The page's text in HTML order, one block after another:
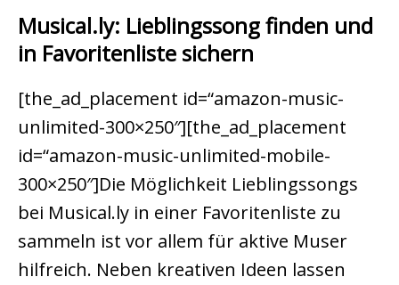
Musical.ly: Lieblingssong finden und
in Favoritenliste sichern
[the_ad_placement id=“amazon-music-
unlimited-300×250″][the_ad_placement
id=“amazon-music-unlimited-mobile-
300×250″]Die Möglichkeit Lieblingssongs
bei Musical.ly in einer Favoritenliste zu
sammeln ist vor allem für aktive Muser
hilfreich. Neben kreativen Ideen lassen